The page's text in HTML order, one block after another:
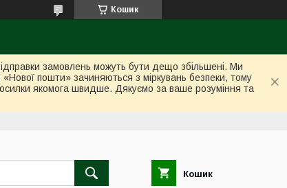
Кошик
замовлень можуть бути дещо збільшені. Ми
пошти» зачиняються з міркувань безпеки, тому
якомога швидше. Дякуємо за ваше розуміння та
Кошик